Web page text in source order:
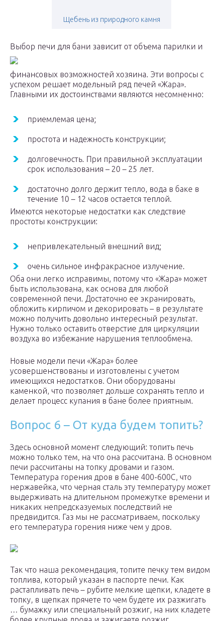
Щебень из природного камня
Выбор печи для бани зависит от объема парилки и
финансовых возможностей хозяина. Эти вопросы с
успехом решает модельный ряд печей «Жара».
Главными их достоинствами являются несомненно:
приемлемая цена;
простота и надежность конструкции;
долговечность. При правильной эксплуатации
срок использования – 20 – 25 лет.
достаточно долго держит тепло, вода в баке в
течение 10 – 12 часов остается теплой.
Имеются некоторые недостатки как следствие
простоты конструкции:
непривлекательный внешний вид;
очень сильное инфракрасное излучение.
Оба они легко исправимы, потому что «Жара» может
быть использована, как основа для любой
современной печи. Достаточно ее экранировать,
обложить кирпичом и декорировать – в результате
можно получить довольно интересный результат.
Нужно только оставить отверстие для циркуляции
воздуха во избежание нарушения теплообмена.
Новые модели печи «Жара» более
усовершенствованы и изготовлены с учетом
имеющихся недостатков. Они оборудованы
каменкой, что позволяет дольше сохранять тепло и
делает процесс купания в бане более приятным.
Вопрос 6 – От куда будем топить?
Здесь основной момент следующий: топить печь
можно только тем, на что она рассчитана. В основном
печи рассчитаны на топку дровами и газом.
Температура горения дров в бане 400-600С, что
нержавейка, что черная сталь эту температуру может
выдерживать на длительном промежутке времени и
никаких непредсказуемых последствий не
предвидится. Газ мы не рассматриваем, поскольку
его температура горения ниже чем у дров.
Так что наша рекомендация, топите печку тем видом
топлива, который указан в паспорте печи. Как
растапливать печь – рубите мелкие щепки, кладете в
топку, в щепках прячете то чем будете их разжигать
… бумажку или специальный розжиг, на них кладете